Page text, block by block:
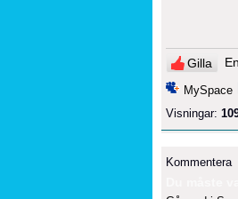
Gilla
MySpace
Visningar:
Kommentera